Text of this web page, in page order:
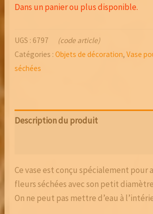
Dans un panier ou plus disponible.
UGS : 6797
(code article)
Catégories :Objets de décoration,Vase
séchées
Description du produit
Ce vase est conçu spécialement pour
fleurs séchées avec son petit
On ne peut pas mettre d’eau à